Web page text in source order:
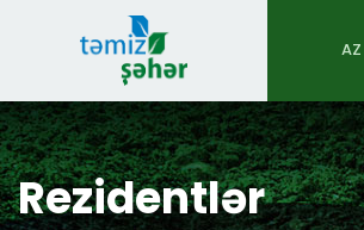
AZ
Rezidentlər